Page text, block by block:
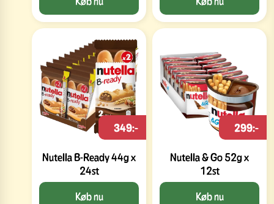
Nutella B-Ready 44g x
24st
349:-
Køb nu
Nutella & Go 52g x
12st
299:-
Køb nu